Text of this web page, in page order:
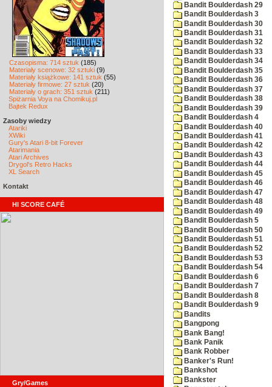
Czasopisma: 714 sztuk (185)
Materiały scenowe: 32 sztuki (9)
Materiały książkowe: 141 sztuk (55)
Materiały firmowe: 27 sztuk (20)
Materiały o grach: 351 sztuk (211)
Spiżarnia Voya na Chomikuj.pl
Bajtek Redux
Zasoby wiedzy
Atariki
XWiki
Gury's Atari 8-bit Forever
Atarimania
Atari Archives
Drygol's Retro Hacks
XL Search
Kontakt
HI SCORE CAFÉ
Gry/Games
Bandit Boulderdash 29
Bandit Boulderdash 3
Bandit Boulderdash 30
Bandit Boulderdash 31
Bandit Boulderdash 32
Bandit Boulderdash 33
Bandit Boulderdash 34
Bandit Boulderdash 35
Bandit Boulderdash 36
Bandit Boulderdash 37
Bandit Boulderdash 38
Bandit Boulderdash 39
Bandit Boulderdash 4
Bandit Boulderdash 40
Bandit Boulderdash 41
Bandit Boulderdash 42
Bandit Boulderdash 43
Bandit Boulderdash 44
Bandit Boulderdash 45
Bandit Boulderdash 46
Bandit Boulderdash 47
Bandit Boulderdash 48
Bandit Boulderdash 49
Bandit Boulderdash 5
Bandit Boulderdash 50
Bandit Boulderdash 51
Bandit Boulderdash 52
Bandit Boulderdash 53
Bandit Boulderdash 54
Bandit Boulderdash 6
Bandit Boulderdash 7
Bandit Boulderdash 8
Bandit Boulderdash 9
Bandits
Bangpong
Bank Bang!
Bank Panik
Bank Robber
Banker's Run!
Bankshot
Bankster